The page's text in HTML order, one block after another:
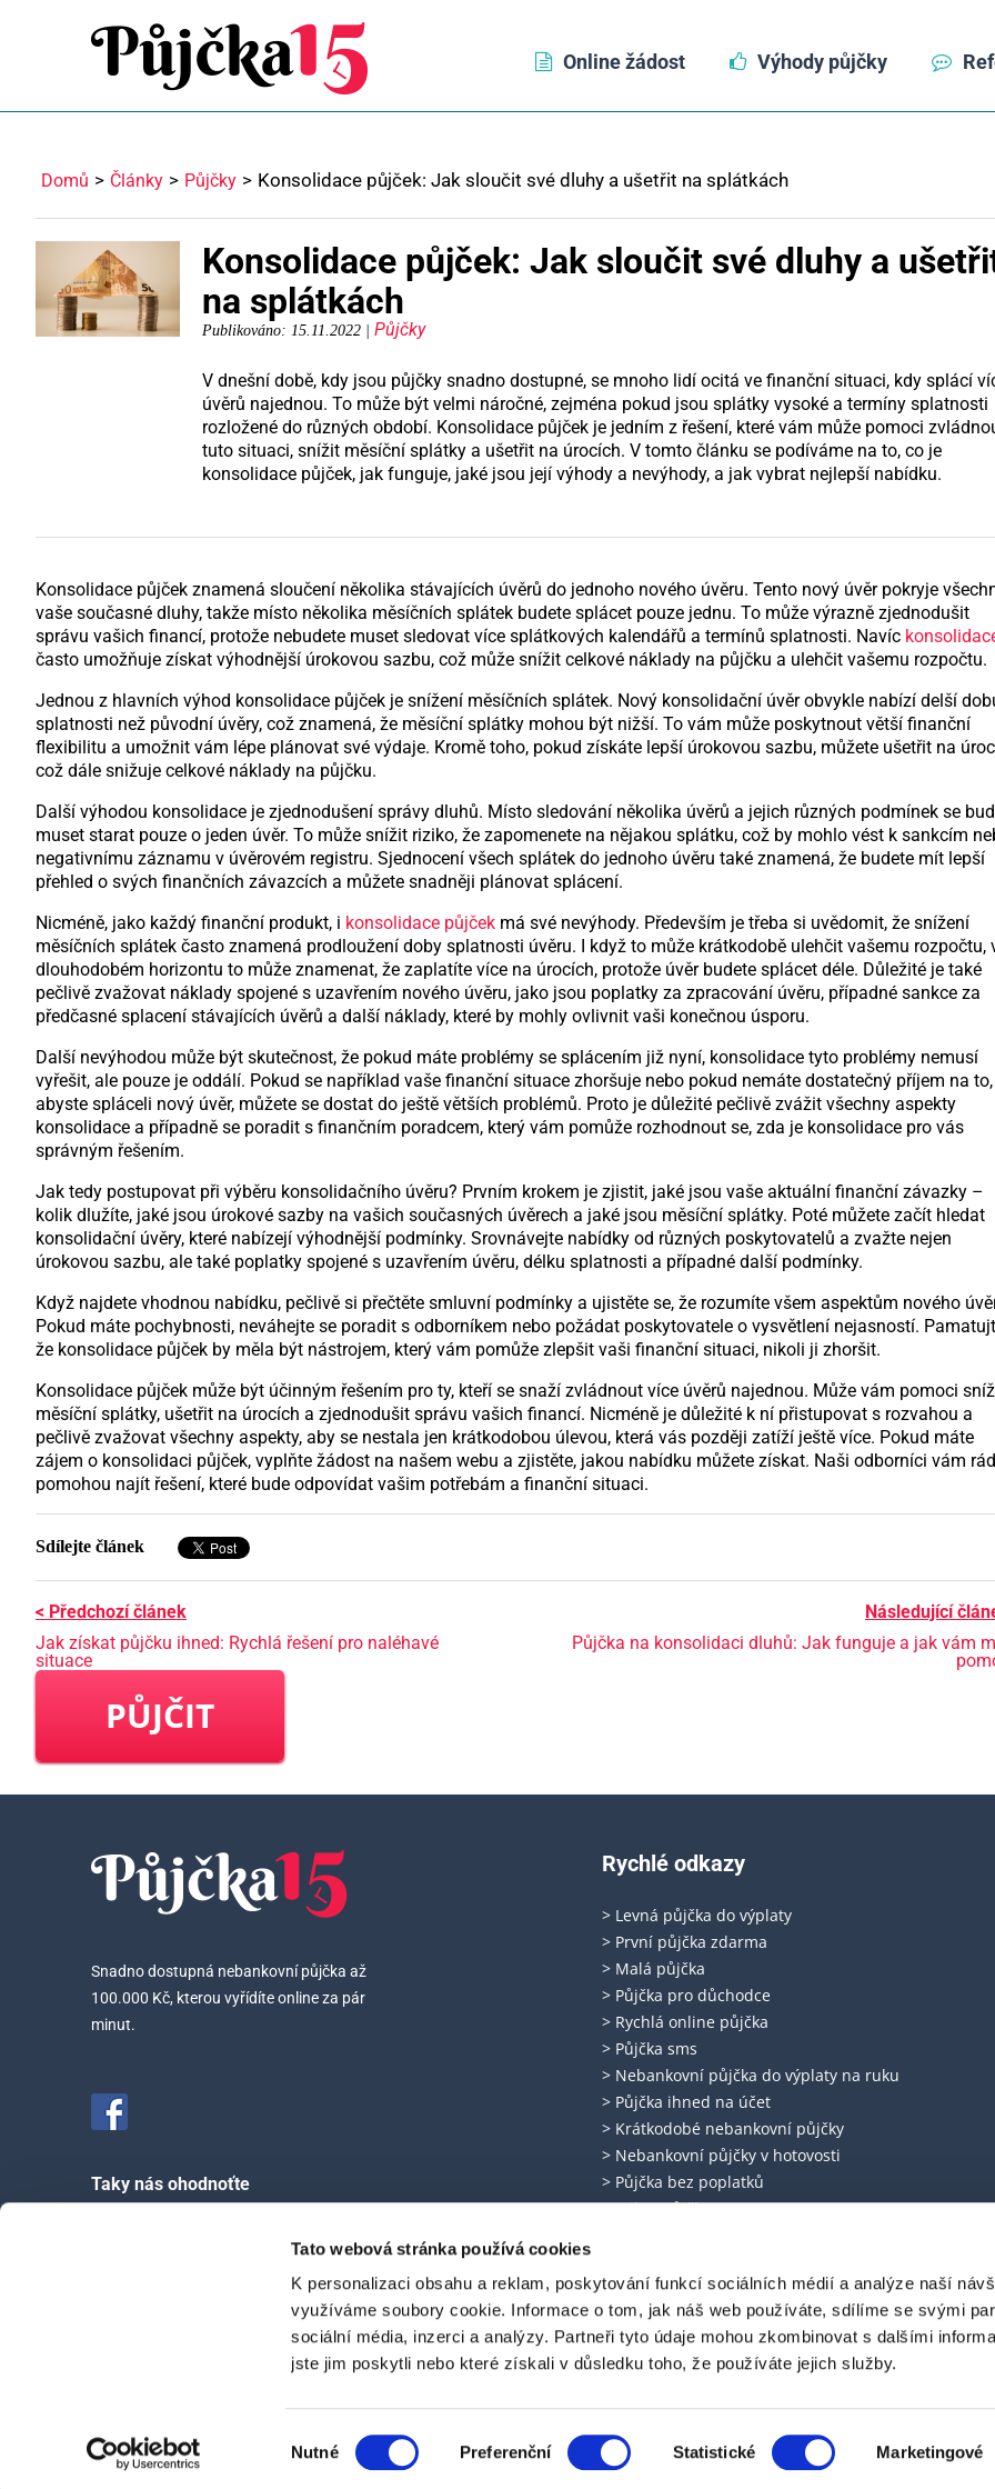
Tato webová stránka používá cookies
K personalizaci obsahu a reklam, poskytování funkcí sociálních médií a analýze naší
využíváme soubory cookie. Informace o tom, jak náš web používáte, sdílíme se svými
sociální média, inzerci a analýzy. Partneři tyto údaje mohou zkombinovat s dalšími
jste jim poskytli nebo které získali v důsledku toho, že používáte jejich služby.
souhlasu
Nutné Preferenční Statistické Marketingové
Online žádost Výhody půjčky
Domů Články Půjčky Konsolidace půjček: Jak sloučit své dluhy a ušetřit na splátkách
Konsolidace půjček: Jak sloučit své dluhy a
na splátkách
Publikováno: 15.11.2022 | Půjčky
V dnešní době, kdy jsou půjčky snadno dostupné, se mnoho lidí ocitá ve finanční situaci, kdy splácí
úvěrů najednou. To může být velmi náročné, zejména pokud jsou splátky vysoké a termíny splatnosti
rozložené do různých období. Konsolidace půjček je jedním z řešení, které vám může pomoci
tuto situaci, snížit měsíční splátky a ušetřit na úrocích. V tomto článku se podíváme na to, co je
konsolidace půjček, jak funguje, jaké jsou její výhody a nevýhody, a jak vybrat nejlepší nabídku.
Konsolidace půjček znamená sloučení několika stávajících úvěrů do jednoho nového úvěru. Tento nový úvěr pokryje
vaše současné dluhy, takže místo několika měsíčních splátek budete splácet pouze jednu. To může výrazně zjednodušit
správu vašich financí, protože nebudete muset sledovat více splátkových kalendářů a termínů splatnosti. Navíc
často umožňuje získat výhodnější úrokovou sazbu, což může snížit celkové náklady na půjčku a ulehčit vašemu rozpočtu.
Jednou z hlavních výhod konsolidace půjček je snížení měsíčních splátek. Nový konsolidační úvěr obvykle nabízí delší
splatnosti než původní úvěry, což znamená, že měsíční splátky mohou být nižší. To vám může poskytnout větší finanční
flexibilitu a umožnit vám lépe plánovat své výdaje. Kromě toho, pokud získáte lepší úrokovou sazbu, můžete ušetřit na
což dále snižuje celkové náklady na půjčku.
Další výhodou konsolidace je zjednodušení správy dluhů. Místo sledování několika úvěrů a jejich různých podmínek se
muset starat pouze o jeden úvěr. To může snížit riziko, že zapomenete na nějakou splátku, což by mohlo vést k sankcím
negativnímu záznamu v úvěrovém registru. Sjednocení všech splátek do jednoho úvěru také znamená, že budete mít lepší
přehled o svých finančních závazcích a můžete snadněji plánovat splácení.
Nicméně, jako každý finanční produkt, i konsolidace půjček má své nevýhody. Především je třeba si uvědomit, že snížení
měsíčních splátek často znamená prodloužení doby splatnosti úvěru. I když to může krátkodobě ulehčit vašemu rozpočtu,
dlouhodobém horizontu to může znamenat, že zaplatíte více na úrocích, protože úvěr budete splácet déle. Důležité je také
pečlivě zvažovat náklady spojené s uzavřením nového úvěru, jako jsou poplatky za zpracování úvěru, případné sankce za
předčasné splacení stávajících úvěrů a další náklady, které by mohly ovlivnit vaši konečnou úsporu.
Další nevýhodou může být skutečnost, že pokud máte problémy se splácením již nyní, konsolidace tyto problémy nemusí
vyřešit, ale pouze je oddálí. Pokud se například vaše finanční situace zhoršuje nebo pokud nemáte dostatečný příjem na to,
abyste spláceli nový úvěr, můžete se dostat do ještě větších problémů. Proto je důležité pečlivě zvážit všechny aspekty
konsolidace a případně se poradit s finančním poradcem, který vám pomůže rozhodnout se, zda je konsolidace pro vás
správným řešením.
Jak tedy postupovat při výběru konsolidačního úvěru? Prvním krokem je zjistit, jaké jsou vaše aktuální finanční závazky –
kolik dlužíte, jaké jsou úrokové sazby na vašich současných úvěrech a jaké jsou měsíční splátky. Poté můžete začít hledat
konsolidační úvěry, které nabízejí výhodnější podmínky. Srovnávejte nabídky od různých poskytovatelů a zvažte nejen
úrokovou sazbu, ale také poplatky spojené s uzavřením úvěru, délku splatnosti a případné další podmínky.
Když najdete vhodnou nabídku, pečlivě si přečtěte smluvní podmínky a ujistěte se, že rozumíte všem aspektům nového
Pokud máte pochybnosti, neváhejte se poradit s odborníkem nebo požádat poskytovatele o vysvětlení nejasností.
že konsolidace půjček by měla být nástrojem, který vám pomůže zlepšit vaši finanční situaci, nikoli ji zhoršit.
Konsolidace půjček může být účinným řešením pro ty, kteří se snaží zvládnout více úvěrů najednou. Může vám pomoci
měsíční splátky, ušetřit na úrocích a zjednodušit správu vašich financí. Nicméně je důležité k ní přistupovat s rozvahou a
pečlivě zvažovat všechny aspekty, aby se nestala jen krátkodobou úlevou, která vás později zatíží ještě více. Pokud máte
zájem o konsolidaci půjček, vyplňte žádost na našem webu a zjistěte, jakou nabídku můžete získat. Naši odborníci vám
pomohou najít řešení, které bude odpovídat vašim potřebám a finanční situaci.
Sdílejte článek
< Předchozí článek
Jak získat půjčku ihned: Rychlá řešení pro naléhavé
situace
Následující
Půjčka na konsolidaci dluhů: Jak funguje a jak vám
PŮJČIT
Snadno dostupná nebankovní půjčka až
100.000 Kč, kterou vyřídíte online za pár
minut.
Taky nás ohodnoťte
4.6/5 a ohodnotilo nás 458 zákazníků
Rychlé odkazy
> Levná půjčka do výplaty
> První půjčka zdarma
> Malá půjčka
> Půjčka pro důchodce
> Rychlá online půjčka
> Půjčka sms
> Nebankovní půjčka do výplaty na ruku
> Půjčka ihned na účet
> Krátkodobé nebankovní půjčky
> Nebankovní půjčky v hotovosti
> Půjčka bez poplatků
> Mikro půjčky
> Spotřebitelský úvěr
DSCredit s.r.o. je samostatným zprostředkovatelem spotřebitelských úvěrů. DSCredit s.r.o. neposkytuje radu ve smyslu § 85 odst. 1 zákona č.